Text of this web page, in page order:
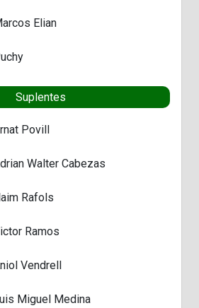
Elian
Suplentes
Povill
Walter Cabezas
Rafols
Ramos
Vendrell
Miguel Medina